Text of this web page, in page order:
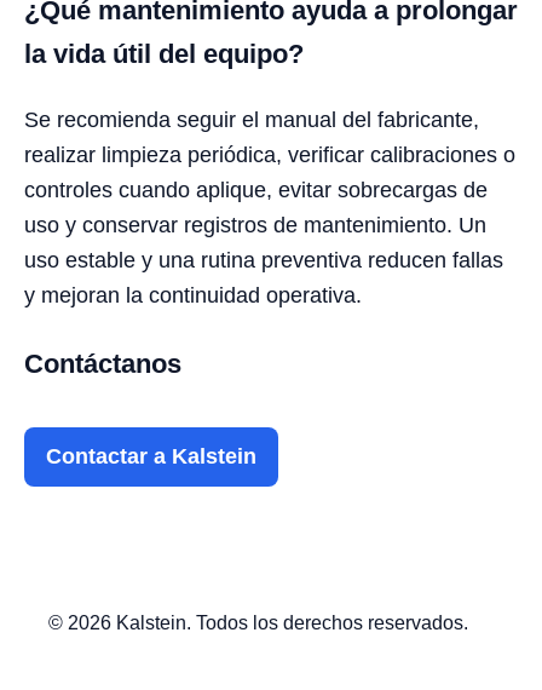
¿Qué mantenimiento ayuda a prolongar
la vida útil del equipo?
Se recomienda seguir el manual del fabricante,
realizar limpieza periódica, verificar calibraciones o
controles cuando aplique, evitar sobrecargas de
uso y conservar registros de mantenimiento. Un
uso estable y una rutina preventiva reducen fallas
y mejoran la continuidad operativa.
Contáctanos
Contactar a Kalstein
© 2026 Kalstein. Todos los derechos reservados.